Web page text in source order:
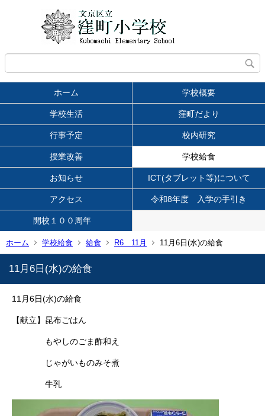
ホーム 学校概要
学校生活 窪町だより
行事予定 校内研究
授業改善 学校給食
お知らせ ICT(タブレット等)について
アクセス 令和8年度 入学の手引き
開校１００周年
ホーム 学校給食 給食 R6 11月 11月6日(水)の給食
11月6日(水)の給食
11月6日(水)の給食
【献立】昆布ごはん
もやしのごま酢和え
じゃがいものみそ煮
牛乳